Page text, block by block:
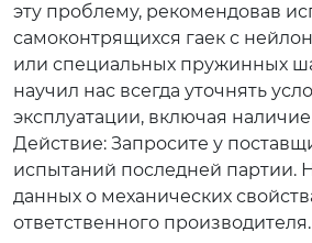
эту проблему, рекомендовав
самоконтрящихся гаек с
или специальных пружинных
научил нас всегда уточнять
эксплуатации, включая
Действие: Запросите у
испытаний последней партии.
данных о механических
ответственного производителя.